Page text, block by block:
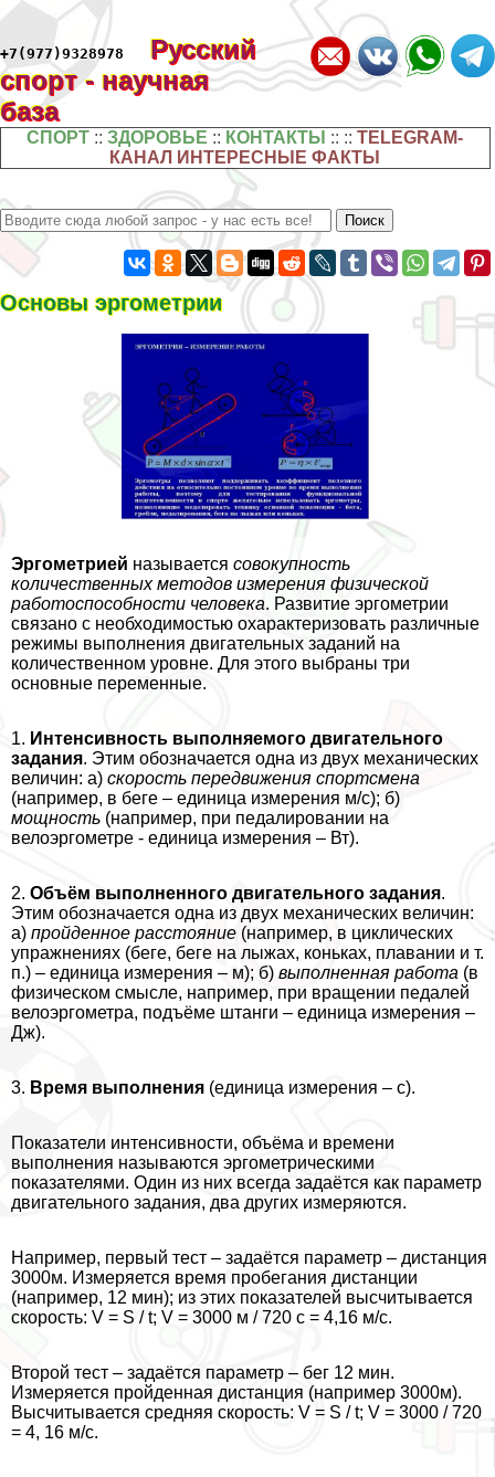
+7(977)9328978
Русский
спорт - научная
база
СПОРТ ::ЗДОРОВЬЕ :: КОНТАКТЫ :: ::TELEGRAM-
КАНАЛ ИНТЕРЕСНЫЕ ФАКТЫ
Основы эргометрии
Эргометрией называется совокупность
количественных методов измерения физической
работоспособности человека. Развитие эргометрии
связано с необходимостью охаpaктеризовать различные
режимы выполнения двигательных заданий на
количественном уровне. Для этого выбраны три
основные переменные.
1. Интенсивность выполняемого двигательного
задания. Этим обозначается одна из двух механических
величин: а) скорость передвижения спортсмена
(например, в беге – единица измерения м/с); б)
мощность (например, при педалировании на
велоэргометре - единица измерения – Вт).
2. Объём выполненного двигательного задания.
Этим обозначается одна из двух механических величин:
а) пройденное расстояние (например, в циклических
упражнениях (беге, беге на лыжах, коньках, плавании и т.
п.) – единица измерения – м); б) выполненная работа (в
физическом смысле, например, при вращении педалей
велоэргометра, подъёме штанги – единица измерения –
Дж).
3. Время выполнения (единица измерения – с).
Показатели интенсивности, объёма и времени
выполнения называются эргометрическими
показателями. Один из них всегда задаётся как параметр
двигательного задания, два других измеряются.
Например, первый тест – задаётся параметр – дистанция
3000м. Измеряется время пробегания дистанции
(например, 12 мин); из этих показателей высчитывается
скорость: V = S / t; V = 3000 м / 720 с = 4,16 м/с.
Второй тест – задаётся параметр – бег 12 мин.
Измеряется пройденная дистанция (например 3000м).
Высчитывается средняя скорость: V = S / t; V = 3000 / 720
= 4, 16 м/с.